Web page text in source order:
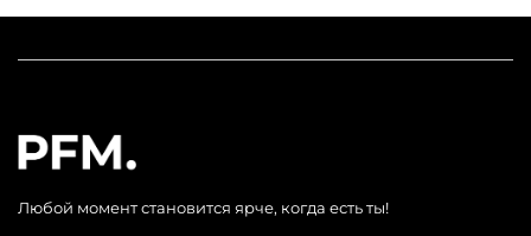
Любой момент становится ярче, когда есть ты!